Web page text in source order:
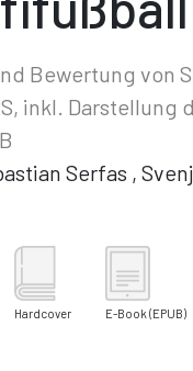
Bewertung von
inkl. Darstellung
Serfas ,
Hardcover E-Book (EPUB)